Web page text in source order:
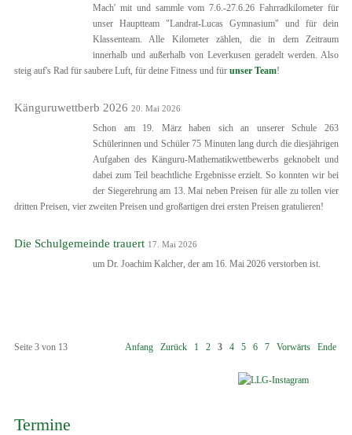
Mach' mit und sammle vom 7.6.-27.6.26 Fahrradkilometer für
unser Hauptteam "Landrat-Lucas Gymnasium" und für dein
Klassenteam. Alle Kilometer zählen, die in dem Zeitraum
innerhalb und außerhalb von Leverkusen geradelt werden. Also
steig auf's Rad für saubere Luft, für deine Fitness und für unser Team!
Känguruwettberb 2026 20. Mai 2026
Schon am 19. März haben sich an unserer Schule 263
Schülerinnen und Schüler 75 Minuten lang durch die diesjährigen
Aufgaben des Känguru-Mathematikwettbewerbs geknobelt und
dabei zum Teil beachtliche Ergebnisse erzielt. So konnten wir bei
der Siegerehrung am 13. Mai neben Preisen für alle zu tollen vier
dritten Preisen, vier zweiten Preisen und großartigen drei ersten Preisen gratulieren!
Die Schulgemeinde trauert 17. Mai 2026
um Dr. Joachim Kalcher, der am 16. Mai 2026 verstorben ist.
Seite 3 von 13 Anfang Zurück 1 2 3 4 5 6 7 Vorwärts Ende
Termine